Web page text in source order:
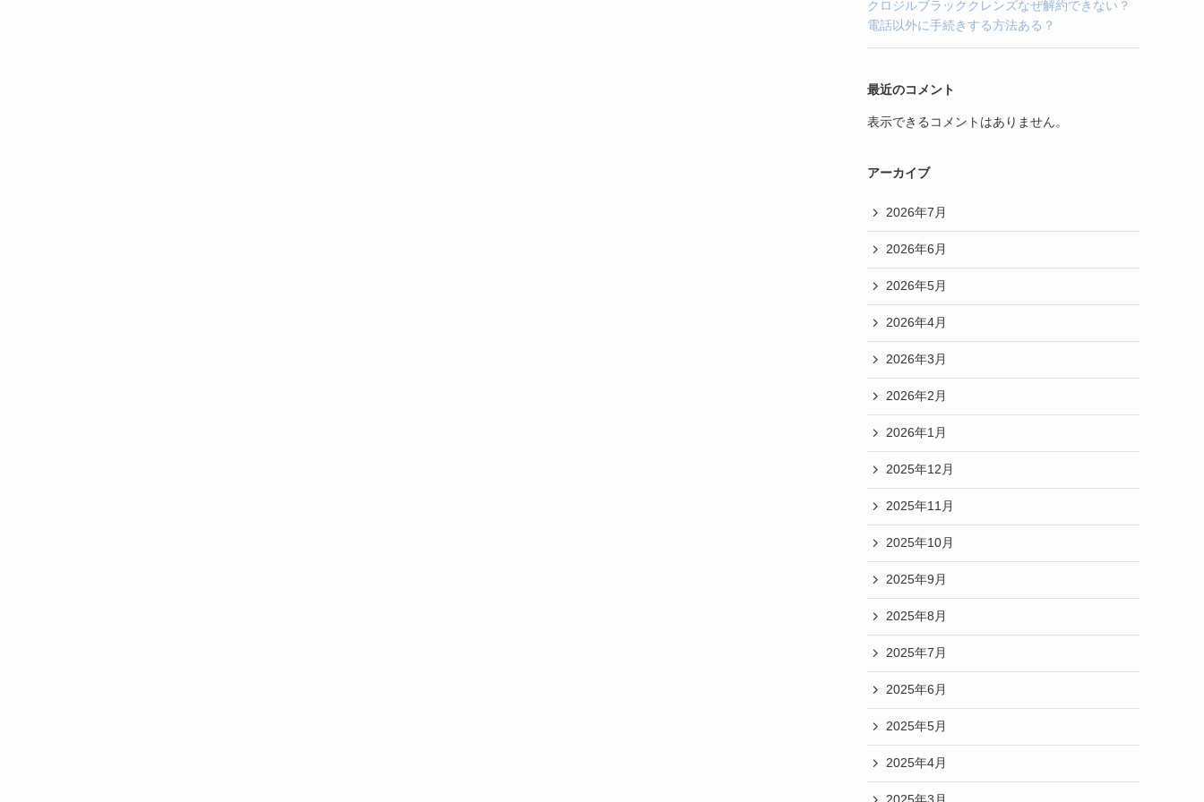
クロジルブラッククレンズなぜ解約できない？
電話以外に手続きする方法ある？
最近のコメント
表示できるコメントはありません。
アーカイブ
2026年7月
2026年6月
2026年5月
2026年4月
2026年3月
2026年2月
2026年1月
2025年12月
2025年11月
2025年10月
2025年9月
2025年8月
2025年7月
2025年6月
2025年5月
2025年4月